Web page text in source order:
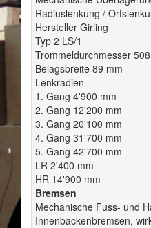
Radiuslenkung /
Hersteller Girling
Typ 2 LS/1
Trommeldurchmesser
Belagsbreite 89 mm
Lenkradien
1. Gang 4'900 mm
2. Gang 12'200 mm
3. Gang 20'100 mm
4. Gang 31'700 mm
5. Gang 42'700 mm
LR 2'400 mm
HR 14'900 mm
Bremsen
Mechanische Fuss- und
Innenbackenbremsen,